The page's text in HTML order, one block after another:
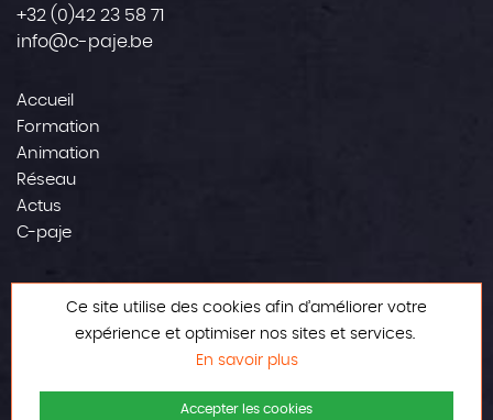
+32 (0)42 23 58 71
info@c-paje.be
Accueil
Formation
Animation
Réseau
Actus
C-paje
Ce site utilise des cookies afin d’améliorer votre
expérience et optimiser nos sites et services.
En savoir plus
Accepter les cookies